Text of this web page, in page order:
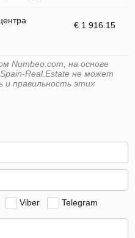
€ 1 916.15
Numbeo.com, на основе
Real.Estate не может
и правильность этих
Viber Telegram